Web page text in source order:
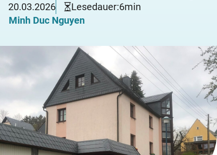
20.03.2026 Lesedauer:6min
Minh Duc Nguyen